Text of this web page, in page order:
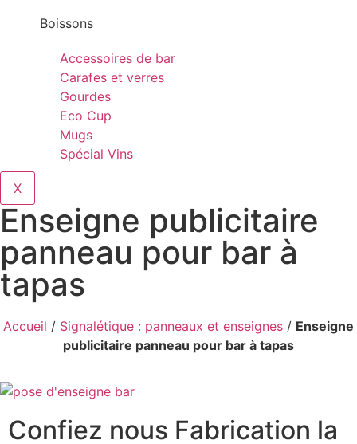
Boissons
Accessoires de bar
Carafes et verres
Gourdes
Eco Cup
Mugs
Spécial Vins
X
Enseigne publicitaire
panneau pour bar à
tapas
Accueil / Signalétique : panneaux et enseignes / Enseigne
publicitaire panneau pour bar à tapas
Confiez nous Fabrication la